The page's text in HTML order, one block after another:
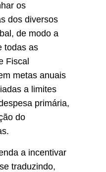
os
dos diversos
de modo a
todas as
Fiscal
metas anuais
a limites
primária,
do
a incentivar
traduzindo,